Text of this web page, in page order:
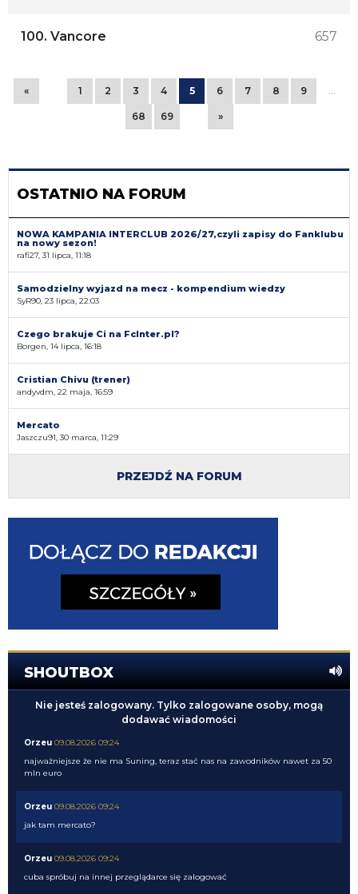
100. Vancore 657
« 1 2 3 4 5 6 7 8 9 …
68 69 »
OSTATNIO NA FORUM
NOWA KAMPANIA INTERCLUB 2026/27,czyli zapisy do Fanklubu
na nowy sezon!
rafi27, 31 lipca, 11:18
Samodzielny wyjazd na mecz - kompendium wiedzy
SyR90, 23 lipca, 22:03
Czego brakuje Ci na FcInter.pl?
Borgen, 14 lipca, 16:18
Cristian Chivu (trener)
andyvdm, 22 maja, 16:59
Mercato
Jaszczu91, 30 marca, 11:29
PRZEJDŹ NA FORUM
SHOUTBOX
Nie jesteś zalogowany. Tylko zalogowane osoby, mogą
dodawać wiadomości
Orzeu 09.08.2026 09:24
najważniejsze że nie ma Suning, teraz stać nas na zawodników nawet za 50
mln euro
Orzeu 09.08.2026 09:24
jak tam mercato?
Orzeu 09.08.2026 09:24
cuba spróbuj na innej przeglądarce się zalogować